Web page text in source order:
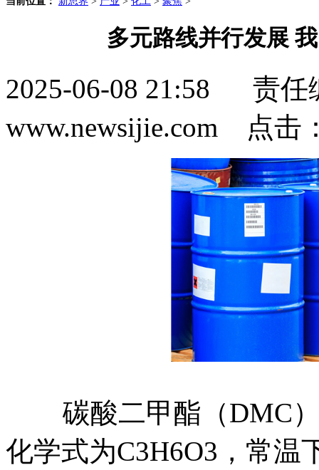
多元路线并行发展
2025-06-08 21:58 责
www.newsijie.com 点击
碳酸二甲酯（DMC）
化学式为C3H6O3，常温